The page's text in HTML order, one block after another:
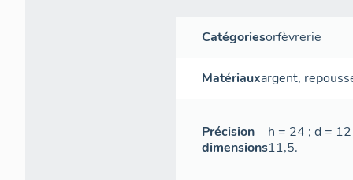
Catégoriesorfèvrerie
Matériauxargent,
Précision
dimensions
h = 24 ; d =
11,5.